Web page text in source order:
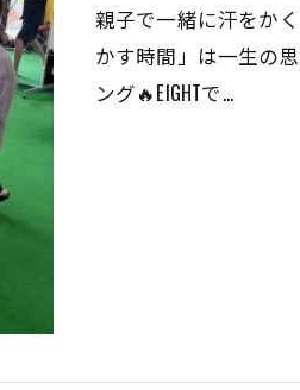
親子で一緒に汗をか
かす時間」は一生の
ング🔥EIGHTで…